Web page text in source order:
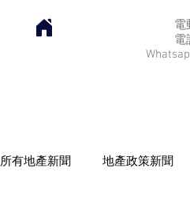
電
電
所有地產新聞 地產政策新聞